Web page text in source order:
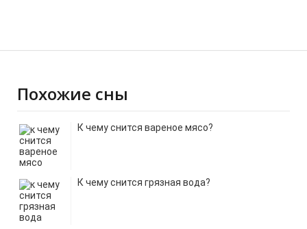
Похожие сны
К чему снится вареное мясо?
К чему снится грязная вода?